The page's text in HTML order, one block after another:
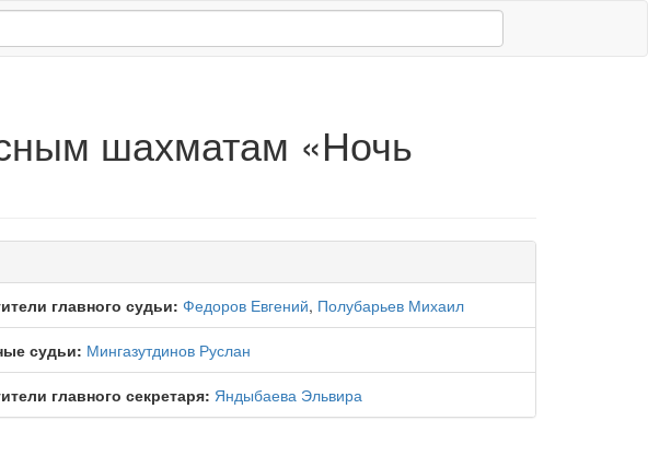
шахматам «Ночь
главного судьи: Федоров Евгений, Полубарьев Михаил
судьи: Мингазутдинов Руслан
главного секретаря: Яндыбаева Эльвира